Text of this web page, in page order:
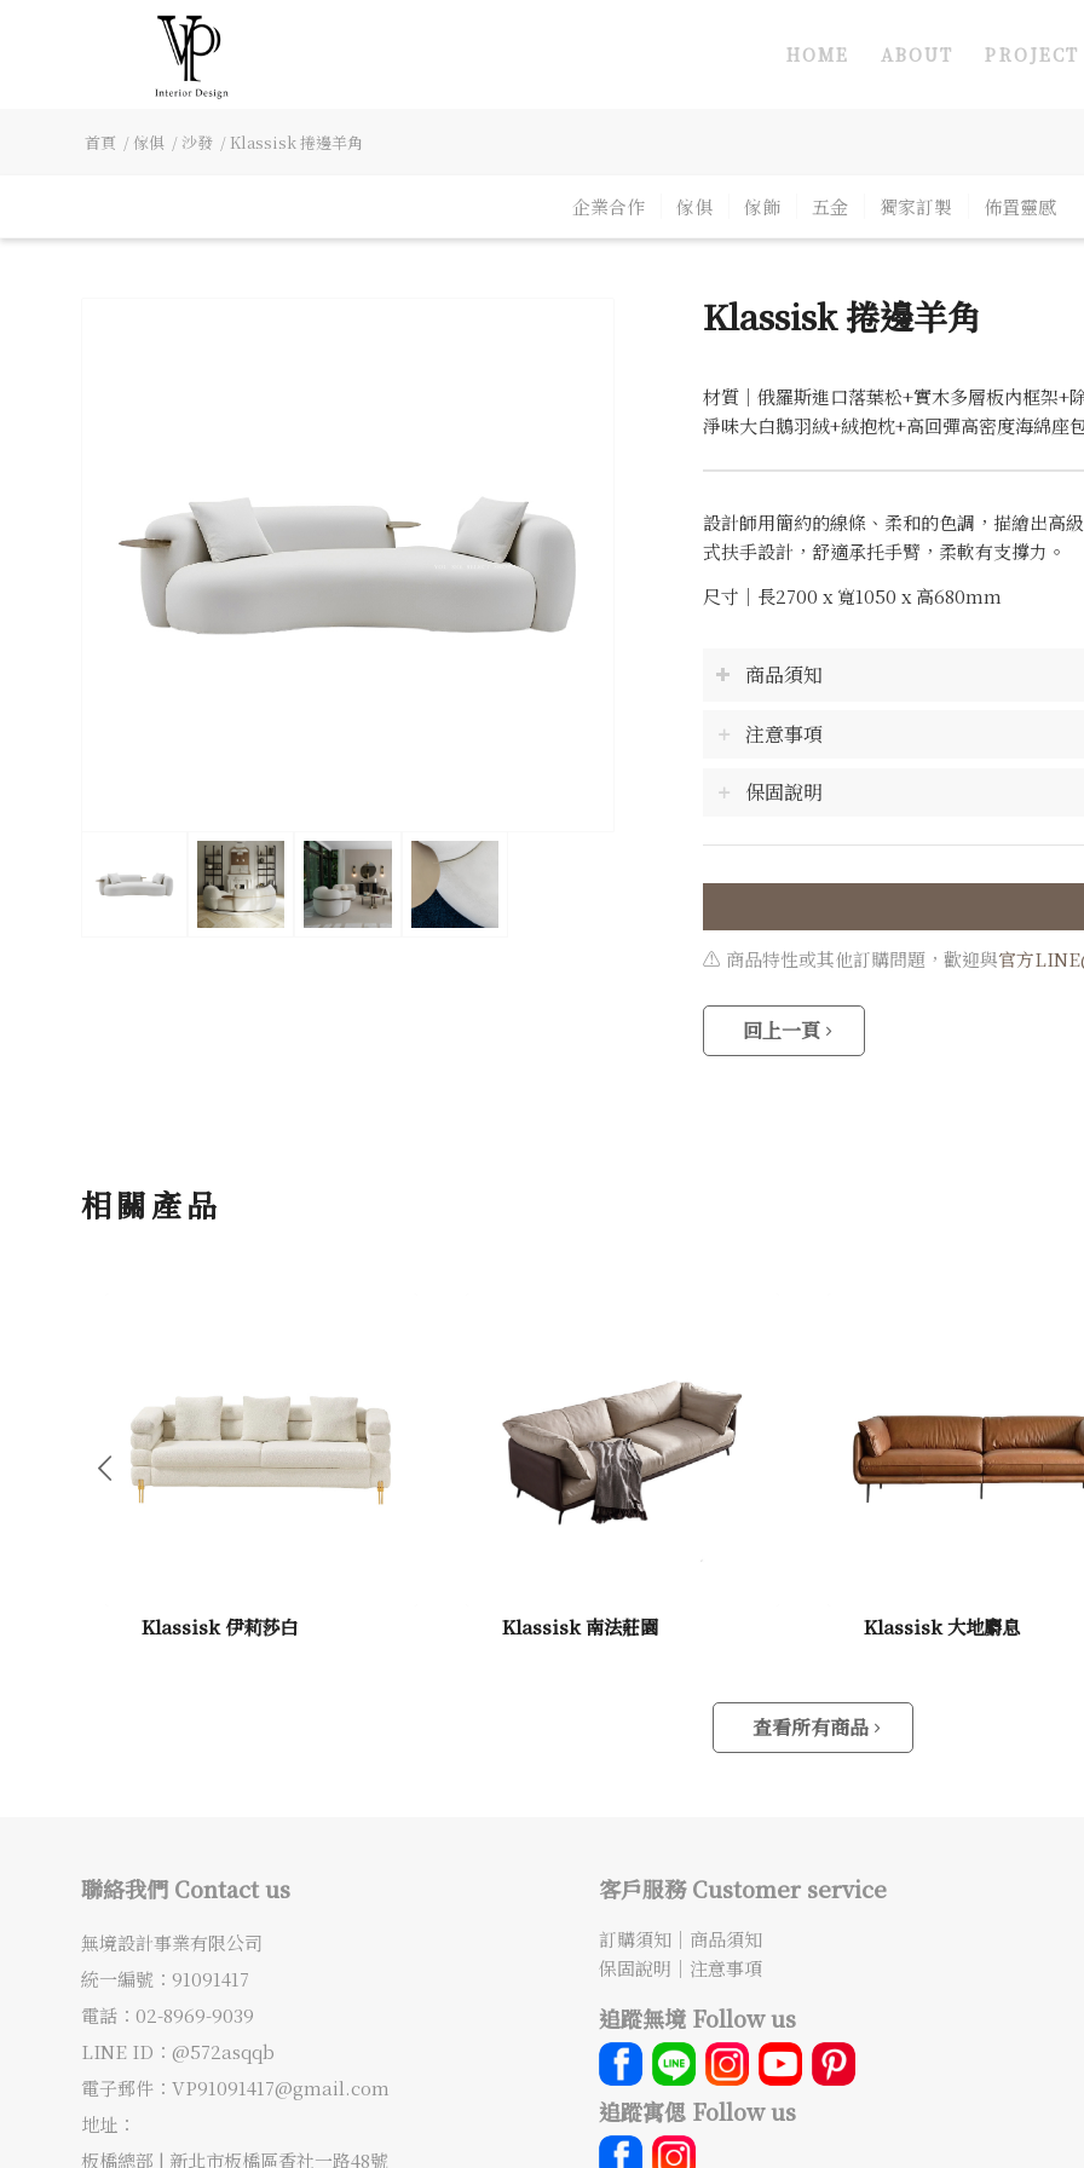
HOME ABOUT PROJECT
首頁 / 傢俱 / 沙發 / Klassisk 捲邊羊角
企業合作 傢俱 傢飾 五金 獨家訂製 佈置靈感
Klassisk 捲邊羊角
材質｜俄羅斯進口落葉松+實木多層板內框架+
淨味大白鵝羽絨+絨抱枕+高回彈高密度海綿座
設計師用簡約的線條、柔和的色調，描繪出高
式扶手設計，舒適承托手臂，柔軟有支撐力。
尺寸｜長2700 x 寬1050 x 高680mm
商品須知
注意事項
保固說明
⚠️ 商品特性或其他訂購問題，歡迎與官方
回上一頁
相關產品
Klassisk 伊莉莎白 Klassisk 南法莊園 Klassisk 大地麝息
查看所有商品
聯絡我們 Contact us
無境設計事業有限公司
統一編號：91091417
電話： 02-8969-9039
LINE ID：@572asqqb
電子郵件： VP91091417@gmail.com
地址：
板橋總部 | 新北市板橋區香社一路48號
客戶服務 Customer service
訂購須知｜ 商品須知
保固說明 ｜ 注意事項
追蹤無境 Follow us
追蹤寓偲 Follow us